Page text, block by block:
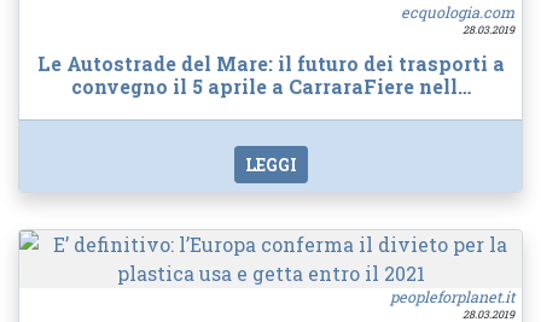
ecquologia.com
28.03.2019
Le Autostrade del Mare: il futuro dei trasporti a
convegno il 5 aprile a CarraraFiere nell…
LEGGI
peopleforplanet.it
28.03.2019